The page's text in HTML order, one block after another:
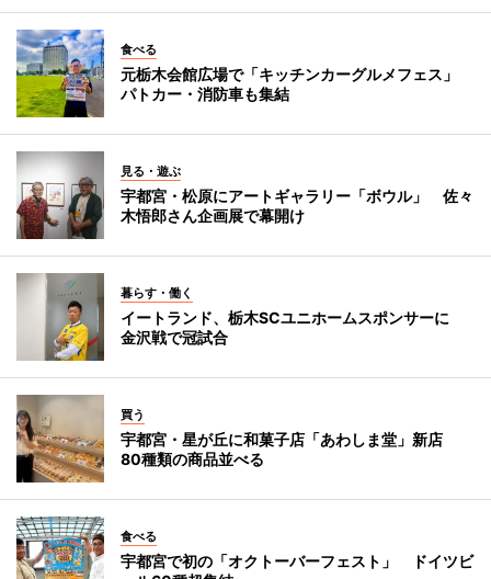
食べる
元栃木会館広場で「キッチンカーグルメフェス」
パトカー・消防車も集結
見る・遊ぶ
宇都宮・松原にアートギャラリー「ボウル」 佐々
木悟郎さん企画展で幕開け
暮らす・働く
イートランド、栃木SCユニホームスポンサーに
金沢戦で冠試合
買う
宇都宮・星が丘に和菓子店「あわしま堂」新店
80種類の商品並べる
食べる
宇都宮で初の「オクトーバーフェスト」 ドイツビ